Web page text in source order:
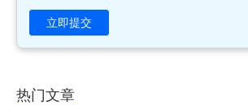
立即提交
热门文章